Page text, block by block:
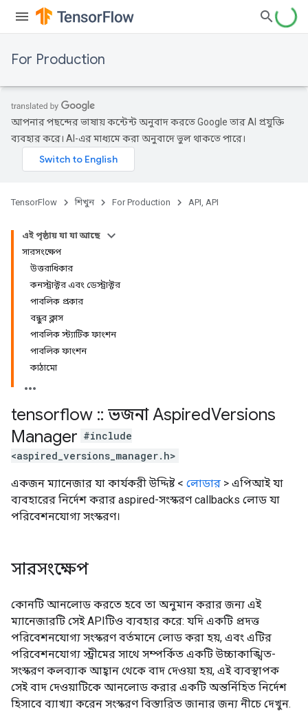
For Production
আপনার পছন্দের ভাষায় কন্টেন্ট অনুবাদ করতে Google তার AI প্রযুক্তি
ব্যবহার করে। AI-এর মাধ্যমে করা অনুবাদে ভুল থাকতে পারে।
TensorFlow শিখুন For Production API, API
এই পৃষ্ঠায় যা যা আছে
সারসংক্ষেপ
উত্তরাধিকার
কনস্ট্রাক্টর এবং ডেস্ট্রাক্টর
পাবলিক প্রকার
বন্ধুর ক্লাস
পাবলিক স্ট্যাটিক ফাংশন
পাবলিক ফাংশন
কাঠামো
tensorflow :: ভজনাAspiredVersions
Manager #include
<aspired_versions_manager.h>
একজন ম্যানেজার যা কার্যকরী উদ্দিষ্ট < লোডার > এপিআই যা
ব্যবহারের নির্দেশ করার aspired-সংস্করণ callbacks লোড যা
পরিবেশনযোগ্য সংস্করণ।
সারসংক্ষেপ
কোনটি আনলোড করতে হবে তা অনুমান করার জন্য এই
ম্যানেজারটি সেই APIটিও ব্যবহার করে: যদি একটি প্রদত্ত
পরিবেশনযোগ্য সংস্করণ বর্তমানে লোড করা হয়, এবং এটির
পরিবেশনযোগ্য স্ট্রীমের সাথে সম্পর্কিত একটি উচ্চাকাঙ্খিত-
সংস্করণ কলব্যাক আহ্বান থেকে বাদ দেওয়া হয়, এই ব্যবস্থাপক
সেই বাদ দেওয়াটিকে আনলোড করার একটি অন্তর্নিহিত নির্দেশ
হিসাবে ব্যাখ্যা করেন সংস্করণ বিস্তারিত জানার জন্য নীচে দেখুন.